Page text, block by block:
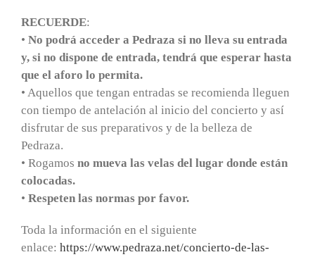
RECUERDE:
• No podrá acceder a Pedraza si no lleva su entrada
y, si no dispone de entrada, tendrá que esperar hasta
que el aforo lo permita.
• Aquellos que tengan entradas se recomienda lleguen
con tiempo de antelación al inicio del concierto y así
disfrutar de sus preparativos y de la belleza de
Pedraza.
• Rogamos no mueva las velas del lugar donde están
colocadas.
• Respeten las normas por favor.
Toda la información en el siguiente
enlace: https://www.pedraza.net/concierto-de-las-